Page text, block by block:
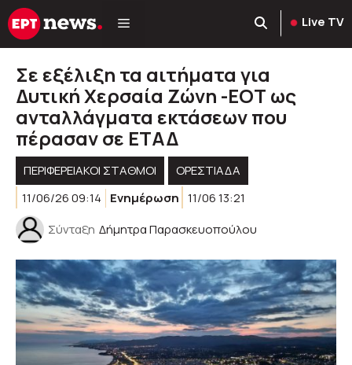
Μετάβαση
σε
Live TV
Σε εξέλιξη τα αιτήματα για
Δυτική Χερσαία Ζώνη -ΕΟΤ ως
ανταλλάγματα εκτάσεων που
πέρασαν σε ΕΤΑΔ
ΠΕΡΙΦΕΡΕΙΑΚΟΊ ΣΤΑΘΜΟΊ
ΟΡΕΣΤΙΑΔΑ
11/06/26 09:14
Ενημέρωση 11/06 13:21
Σύνταξη Δήμητρα Παρασκευοπούλου